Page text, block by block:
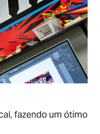
fazendo um ótimo